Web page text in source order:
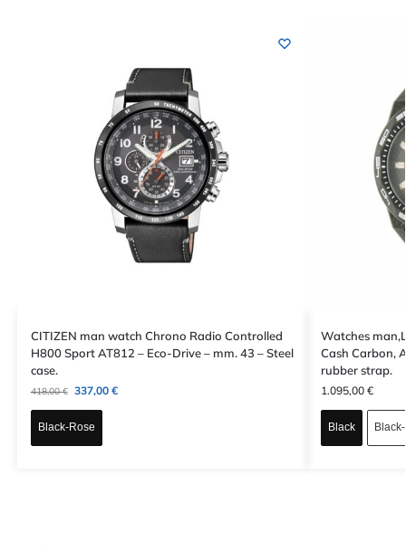
CITIZEN man watch Chrono Radio Controlled
H800 Sport AT812 – Eco-Drive – mm. 43 – Steel
case.
418,00€ 337,00 €
Black-Rose
Watches
Cash Carbon,
rubber strap.
1.095,00 €
Black